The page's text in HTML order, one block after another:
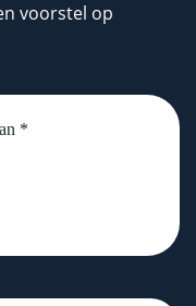
voorstel op